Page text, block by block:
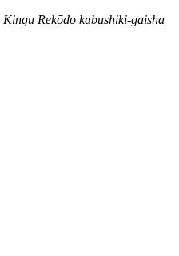
Kingu Rekōdo kabushiki-gaisha